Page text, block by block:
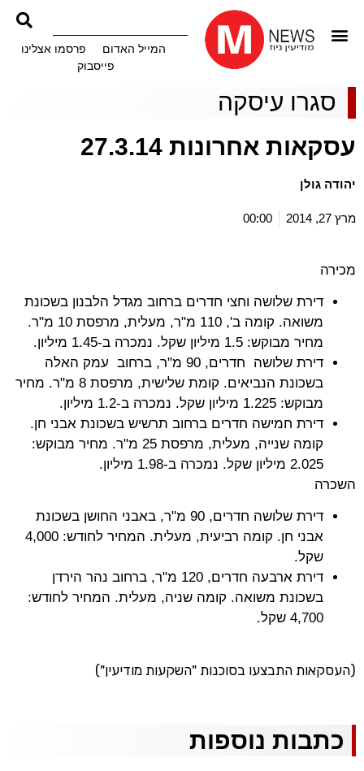
המייל האדום
פרסמו אצלינו
פייסבוק
סגרו עיסקה
עסקאות אחרונות 27.3.14
יהודה גולן
מרץ 27, 2014 00:00
מכירה
דירת שלושה וחצי חדרים ברחוב מגדל הלבנון בשכונת
משואה. קומה ב', 110 מ"ר, מעלית, מרפסת 10 מ"ר.
מחיר מבוקש: 1.5 מיליון שקל. נמכרה ב-1.45 מיליון.
דירת שלושה חדרים, 90 מ"ר, ברחוב עמק האלה
בשכונת הנביאים. קומת שלישית, מרפסת 8 מ"ר. מחיר
מבוקש: 1.225 מיליון שקל. נמכרה ב-1.2 מיליון.
דירת חמישה חדרים ברחוב תרשיש בשכונת אבני חן.
קומה שנייה, מעלית, מרפסת 25 מ"ר. מחיר מבוקש:
2.025 מיליון שקל. נמכרה ב-1.98 מיליון.
השכרה
דירת שלושה חדרים, 90 מ"ר, באבני החושן בשכונת
אבני חן. קומה רביעית, מעלית. המחיר לחודש: 4,000
שקל.
דירת ארבעה חדרים, 120 מ"ר, ברחוב נהר הירדן
בשכונת משואה. קומה שניה, מעלית. המחיר לחודש:
4,700 שקל.
(העסקאות התבצעו בסוכנות "השקעות מודיעין")
כתבות נוספות